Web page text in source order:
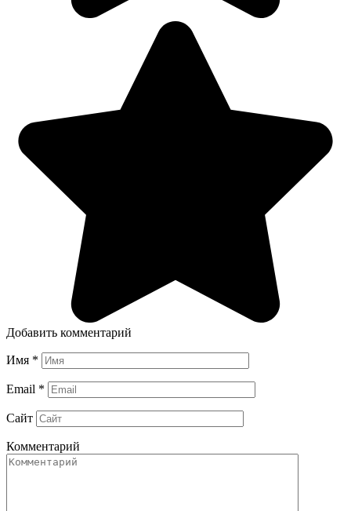
Добавить комментарий
Имя *
Email *
Сайт
Комментарий